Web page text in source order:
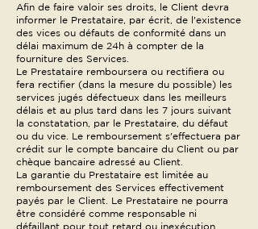
Afin de faire valoir ses droits, le Client devra
informer le Prestataire, par écrit, de l'existence
des vices ou défauts de conformité dans un
délai maximum de 24h à compter de la
fourniture des Services.
Le Prestataire remboursera ou rectifiera ou
fera rectifier (dans la mesure du possible) les
services jugés défectueux dans les meilleurs
délais et au plus tard dans les 7 jours suivant
la constatation, par le Prestataire, du défaut
ou du vice. Le remboursement s'effectuera par
crédit sur le compte bancaire du Client ou par
chèque bancaire adressé au Client.
La garantie du Prestataire est limitée au
remboursement des Services effectivement
payés par le Client. Le Prestataire ne pourra
être considéré comme responsable ni
défaillant pour tout retard ou inexécution